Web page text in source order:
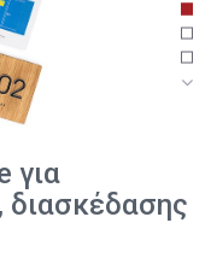
για
διασκέδασης